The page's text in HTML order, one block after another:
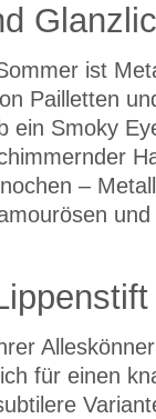
ist
Pailletten
ein Smoky
–
für einen